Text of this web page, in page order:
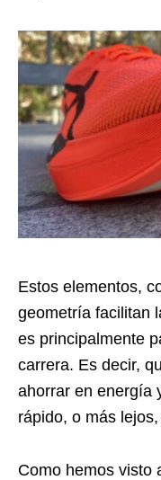
Estos elementos,
geometría facilitan
es principalmente
carrera. Es decir,
ahorrar en energía
rápido, o más
Como hemos visto